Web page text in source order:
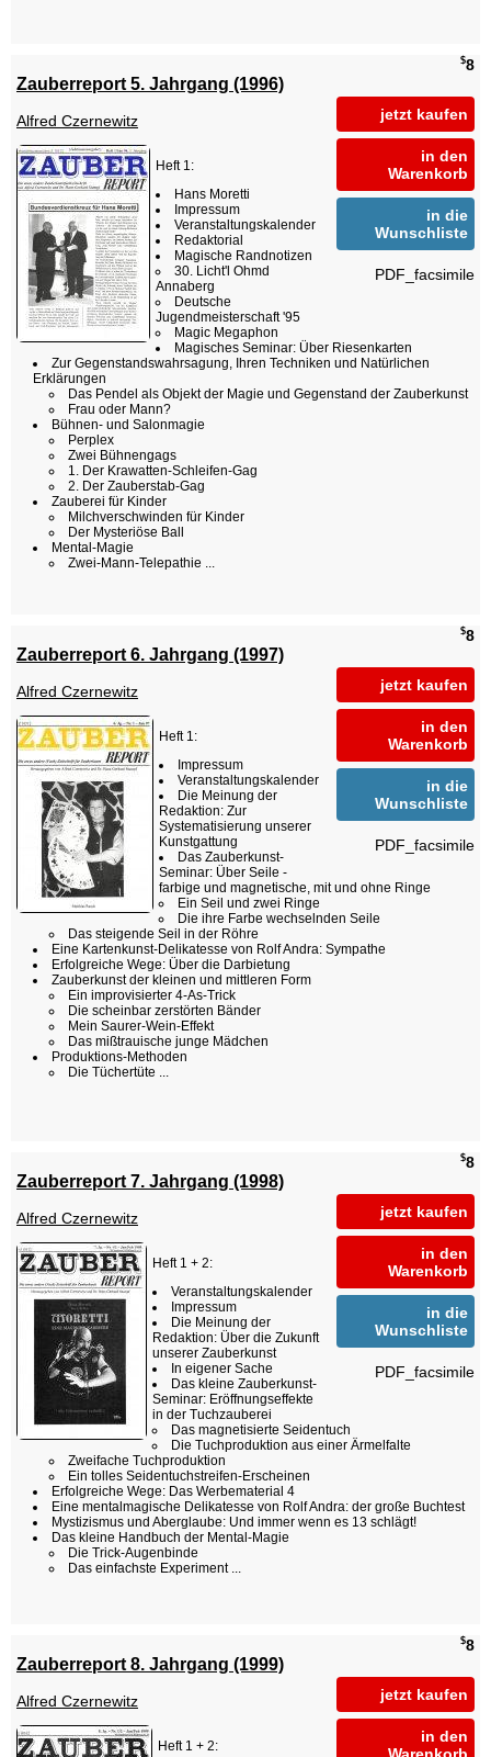
$8
jetzt kaufen
in den
Warenkorb
in die
Wunschliste
PDF_facsimile
Zauberreport 5. Jahrgang (1996)
Alfred Czernewitz
Heft 1:
Hans Moretti
Impressum
Veranstaltungskalender
Redaktorial
Magische Randnotizen
30. Licht'l Ohmd
Annaberg
Deutsche
Jugendmeisterschaft '95
Magic Megaphon
Magisches Seminar: Über Riesenkarten
Zur Gegenstandswahrsagung, Ihren Techniken und Natürlichen
Erklärungen
Das Pendel als Objekt der Magie und Gegenstand der Zauberkunst
Frau oder Mann?
Bühnen- und Salonmagie
Perplex
Zwei Bühnengags
1. Der Krawatten-Schleifen-Gag
2. Der Zauberstab-Gag
Zauberei für Kinder
Milchverschwinden für Kinder
Der Mysteriöse Ball
Mental-Magie
Zwei-Mann-Telepathie ...
$8
jetzt kaufen
in den
Warenkorb
in die
Wunschliste
PDF_facsimile
Zauberreport 6. Jahrgang (1997)
Alfred Czernewitz
Heft 1:
Impressum
Veranstaltungskalender
Die Meinung der
Redaktion: Zur
Systematisierung unserer
Kunstgattung
Das Zauberkunst-
Seminar: Über Seile -
farbige und magnetische, mit und ohne Ringe
Ein Seil und zwei Ringe
Die ihre Farbe wechselnden Seile
Das steigende Seil in der Röhre
Eine Kartenkunst-Delikatesse von Rolf Andra: Sympathe
Erfolgreiche Wege: Über die Darbietung
Zauberkunst der kleinen und mittleren Form
Ein improvisierter 4-As-Trick
Die scheinbar zerstörten Bänder
Mein Saurer-Wein-Effekt
Das mißtrauische junge Mädchen
Produktions-Methoden
Die Tüchertüte ...
$8
jetzt kaufen
in den
Warenkorb
in die
Wunschliste
PDF_facsimile
Zauberreport 7. Jahrgang (1998)
Alfred Czernewitz
Heft 1 + 2:
Veranstaltungskalender
Impressum
Die Meinung der
Redaktion: Über die Zukunft
unserer Zauberkunst
In eigener Sache
Das kleine Zauberkunst-
Seminar: Eröffnungseffekte
in der Tuchzauberei
Das magnetisierte Seidentuch
Die Tuchproduktion aus einer Ärmelfalte
Zweifache Tuchproduktion
Ein tolles Seidentuchstreifen-Erscheinen
Erfolgreiche Wege: Das Werbematerial 4
Eine mentalmagische Delikatesse von Rolf Andra: der große Buchtest
Mystizismus und Aberglaube: Und immer wenn es 13 schlägt!
Das kleine Handbuch der Mental-Magie
Die Trick-Augenbinde
Das einfachste Experiment ...
$8
jetzt kaufen
in den
Zauberreport 8. Jahrgang (1999)
Alfred Czernewitz
Heft 1 + 2: